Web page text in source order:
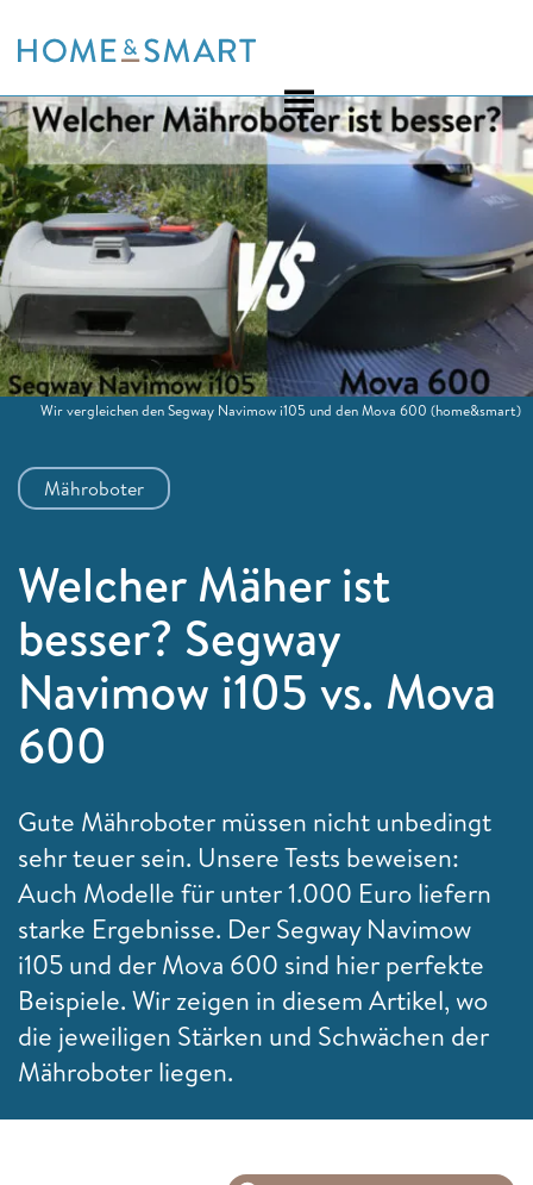
to
Mähroboter
Welcher Mäher ist
besser? Segway
Navimow i105 vs. Mova
600
Gute Mähroboter müssen nicht unbedingt
sehr teuer sein. Unsere Tests beweisen:
Auch Modelle für unter 1.000 Euro liefern
starke Ergebnisse. Der Segway Navimow
i105 und der Mova 600 sind hier perfekte
Beispiele. Wir zeigen in diesem Artikel, wo
die jeweiligen Stärken und Schwächen der
Mähroboter liegen.
Wir vergleichen den Segway Navimow i105 und den Mova 600 (home&smart)